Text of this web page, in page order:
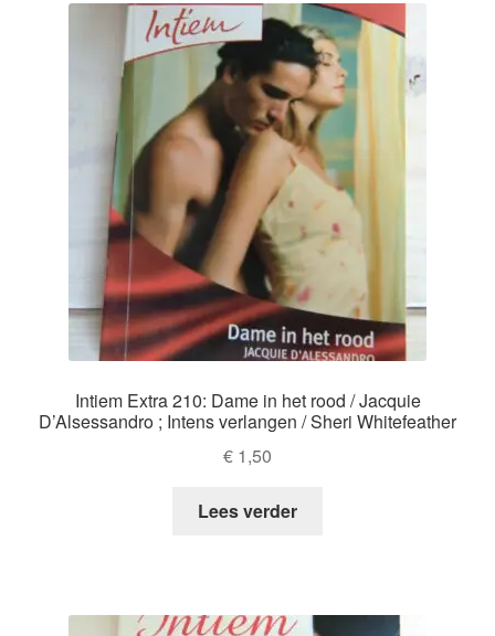
Intiem Extra 210: Dame in het rood / Jacquie
D’Alsessandro ; Intens verlangen / Sheri Whitefeather
€ 1,50
Lees verder